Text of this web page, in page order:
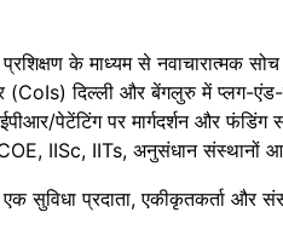
के माध्यम से नवाचारात्मक
दिल्ली और बेंगलुरु में प्लग-एंड-
पेटेंटिंग पर मार्गदर्शन और फंडिंग
IISc, IITs, अनुसंधान संस्थानों
प्रदाता, एकीकृतकर्ता और